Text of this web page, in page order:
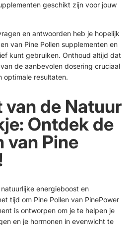
geschikt zijn voor jouw
en antwoorden heb je hopelijk
van Pine Pollen supplementen en
kunt gebruiken. Onthoud altijd dat
de aanbevolen dosering cruciaal
optimale resultaten.
van de Natuur
Ontdek de
van Pine
energieboost en
tijd om Pine Pollen van PinePower
is ontworpen om je te helpen je
en je hormonen in evenwicht te